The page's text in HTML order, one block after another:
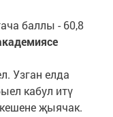
баллы - 60,8
Узган елда
кабул итү
җыячак.